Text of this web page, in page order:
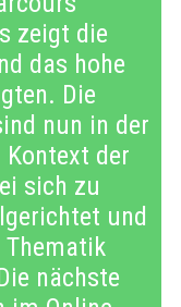
zeigt die
das hohe
Die
nun in der
Kontext der
sich zu
und
nächste